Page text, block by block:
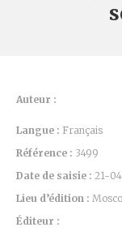
Auteur :
Langue : Français
Référence : 3499
Date de saisie : 21-
Lieu d’édition :
Éditeur :